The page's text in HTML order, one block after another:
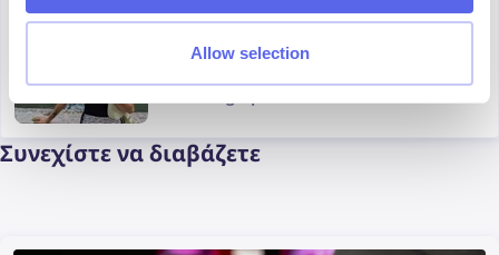
Allow selection
Author
Julia Mykhailiuk
Συνεχίστε να διαβάζετε